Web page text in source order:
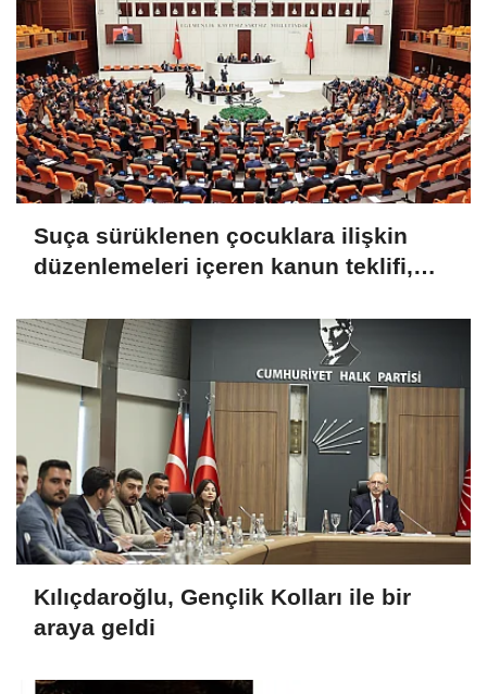
Suça sürüklenen çocuklara ilişkin
düzenlemeleri içeren kanun teklifi,
Kılıçdaroğlu, Gençlik Kolları ile bir
araya geldi